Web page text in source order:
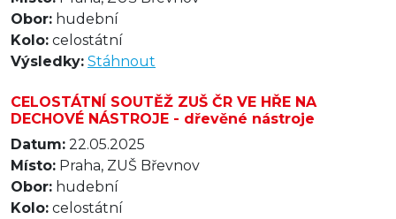
Obor: hudební
Kolo: celostátní
Výsledky: Stáhnout
CELOSTÁTNÍ SOUTĚŽ ZUŠ ČR VE HŘE NA
DECHOVÉ NÁSTROJE - dřevěné nástroje
Datum: 22.05.2025
Místo: Praha, ZUŠ Břevnov
Obor: hudební
Kolo: celostátní